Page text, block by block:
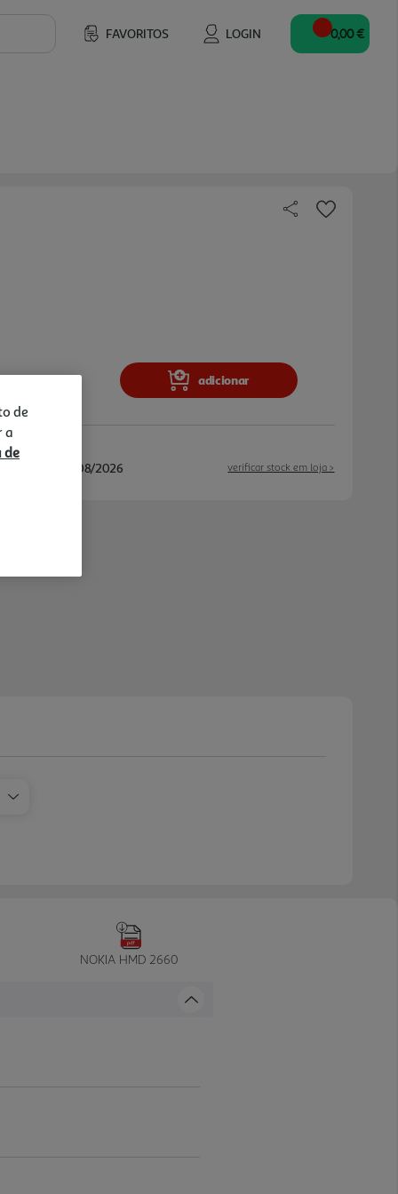
FAVORITOS LOGIN 0,00 €
adicionar
verificar stock em loja >
08/2026 e 17/08/2026
NOKIA HMD 2660
de
a
de